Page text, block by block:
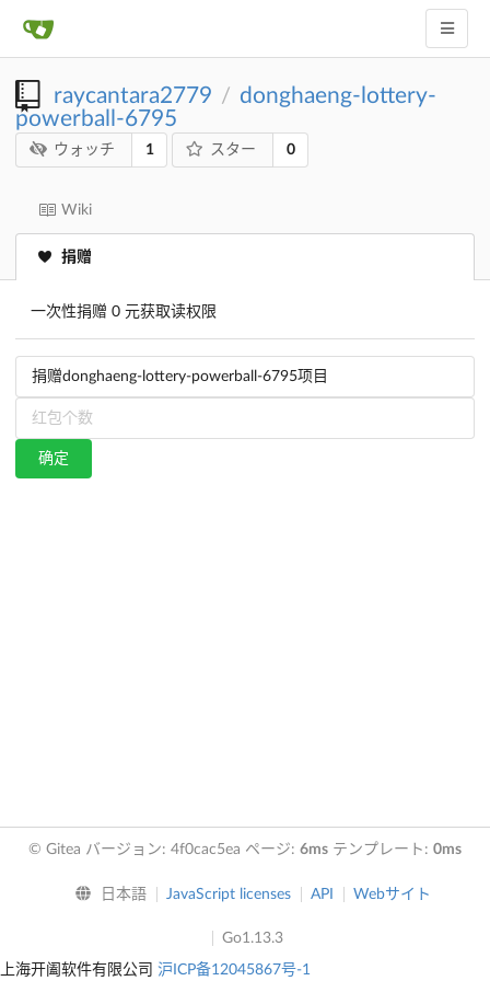
raycantara2779 / donghaeng-lottery-
powerball-6795
ウォッチ 1 スター 0
Wiki
捐赠
一次性捐赠 0 元获取读权限
确定
© Gitea バージョン: 4f0cac5ea ページ: 6ms テンプレート: 0ms
日本語 JavaScript licenses API Webサイト
Go1.13.3
上海开阖软件有限公司 沪ICP备12045867号-1